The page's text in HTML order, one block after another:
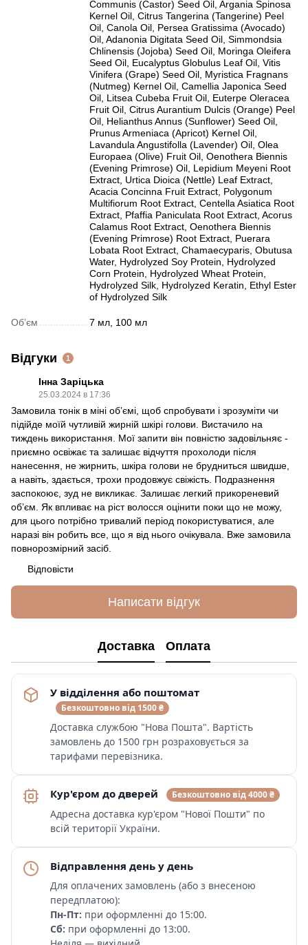
Communis (Castor) Seed Oil, Argania Spinosa
Kernel Oil, Citrus Tangerina (Tangerine) Peel
Oil, Canola Oil, Persea Gratissima (Avocado)
Oil, Adanonia Digitata Seed Oil, Simmondsia
Chlinensis (Jojoba) Seed Oil, Moringa Oleifera
Seed Oil, Eucalyptus Globulus Leaf Oil, Vitis
Vinifera (Grape) Seed Oil, Myristica Fragnans
(Nutmeg) Kernel Oil, Camellia Japonica Seed
Oil, Litsea Cubeba Fruit Oil, Euterpe Oleracea
Fruit Oil, Citrus Aurantium Dulcis (Orange) Peel
Oil, Helianthus Annus (Sunflower) Seed Oil,
Prunus Armeniaca (Apricot) Kernel Oil,
Lavandula Angustifolla (Lavender) Oil, Olea
Europaea (Olive) Fruit Oil, Oenothera Biennis
(Evening Primrose) Oil, Lepidium Meyeni Root
Extract, Urtica Dioica (Nettle) Leaf Extract,
Acacia Concinna Fruit Extract, Polygonum
Multifiorum Root Extract, Centella Asiatica Root
Extract, Pfaffia Paniculata Root Extract, Acorus
Calamus Root Extract, Oenothera Biennis
(Evening Primrose) Root Extract, Puerara
Lobata Root Extract, Chamaecyparis, Obutusa
Water, Hydrolyzed Soy Protein, Hydrolyzed
Corn Protein, Hydrolyzed Wheat Protein,
Hydrolyzed Silk, Hydrolyzed Keratin, Ethyl Ester
of Hydrolyzed Silk
Обʼєм 7 мл, 100 мл
Відгуки 1
Інна Заріцька
25.03.2024 в 17:36
Замовила тонік в міні обʼємі, щоб спробувати і зрозуміти чи
підійде моїй чутливій жирній шкірі голови. Вистачило на
тиждень використання. Мої запити він повністю задовільняє -
приємно освіжає та залишає відчуття прохолоди після
нанесення, не жирнить, шкіра голови не брудниться швидше,
а навіть, здається, трохи продовжує свіжість. Подразнення
заспокоює, зуд не викликає. Залишає легкий прикореневий
обʼєм. Як впливає на ріст волосся оцінити поки що не можу,
для цього потрібно тривалий період покористуватися, але
наразі він робить все, що я від нього очікувала. Вже замовила
повнорозмірний засіб.
Відповісти
Написати відгук
Доставка Оплата
У відділення або поштомат
Безкоштовно від 1500 ₴
Доставка службою "Нова Пошта". Вартість
замовлень до 1500 грн розраховується за
тарифами перевізника.
Кур'єром до дверей Безкоштовно від 4000 ₴
Адресна доставка кур'єром "Нової Пошти" по
всій території України.
Відправлення день у день
Для оплачених замовлень (або з внесеною
передплатою):
Пн-Пт: при оформленні до 15:00.
Сб: при оформленні до 13:00.